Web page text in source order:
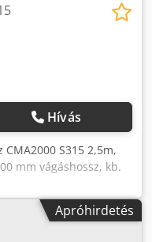
Hívás
S315 2,5m,
mm vágáshossz, kb.
és szerkesztési
Aagjkr
Apróhirdetés